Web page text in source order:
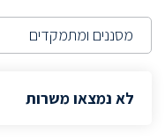
מסננים ומתמקדים
לא נמצאו משרות